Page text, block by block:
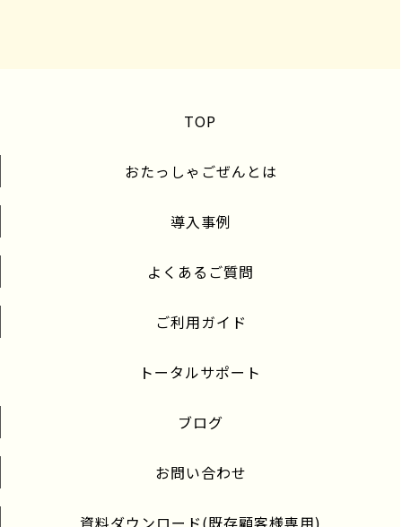
TOP
おたっしゃごぜんとは
導入事例
よくあるご質問
ご利用ガイド
トータルサポート
ブログ
お問い合わせ
資料ダウンロード(既存顧客様専用)